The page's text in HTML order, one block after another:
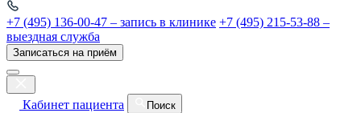
+7 (495) 136-00-47 – запись в клинике +7 (495) 215-53-88 –
выездная служба
Записаться на приём
Кабинет пациента Поиск